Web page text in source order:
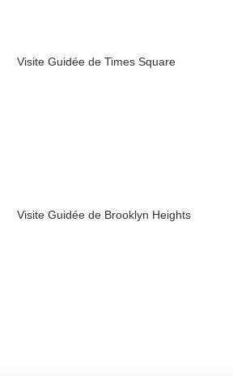
Visite Guidée de Times Square
Visite Guidée de Brooklyn Heights